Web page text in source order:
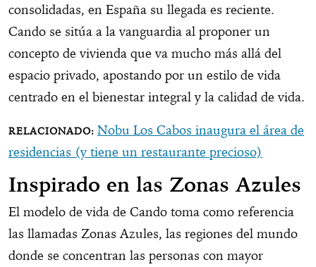
consolidadas, en España su llegada es reciente.
Cando se sitúa a la vanguardia al proponer un
concepto de vivienda que va mucho más allá del
espacio privado, apostando por un estilo de vida
centrado en el bienestar integral y la calidad de vida.
Nobu Los Cabos inaugura el área de
residencias (y tiene un restaurante precioso)
Inspirado en las Zonas Azules
El modelo de vida de Cando toma como referencia
las llamadas Zonas Azules, las regiones del mundo
donde se concentran las personas con mayor